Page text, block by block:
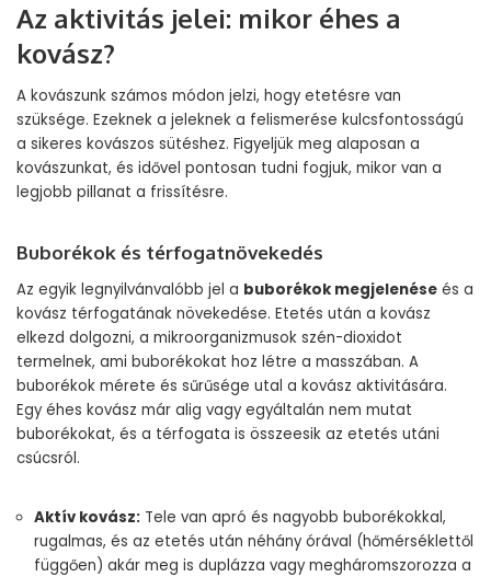
Az aktivitás jelei: mikor éhes a
kovász?
A kovászunk számos módon jelzi, hogy etetésre van
szüksége. Ezeknek a jeleknek a felismerése kulcsfontosságú
a sikeres kovászos sütéshez. Figyeljük meg alaposan a
kovászunkat, és idővel pontosan tudni fogjuk, mikor van a
legjobb pillanat a frissítésre.
Buborékok és térfogatnövekedés
Az egyik legnyilvánvalóbb jel a buborékok megjelenése és a
kovász térfogatának növekedése. Etetés után a kovász
elkezd dolgozni, a mikroorganizmusok szén-dioxidot
termelnek, ami buborékokat hoz létre a masszában. A
buborékok mérete és sűrűsége utal a kovász aktivitására.
Egy éhes kovász már alig vagy egyáltalán nem mutat
buborékokat, és a térfogata is összeesik az etetés utáni
csúcsról.
Aktív kovász: Tele van apró és nagyobb buborékokkal,
rugalmas, és az etetés után néhány órával (hőmérséklettől
függően) akár meg is duplázza vagy megháromszorozza a